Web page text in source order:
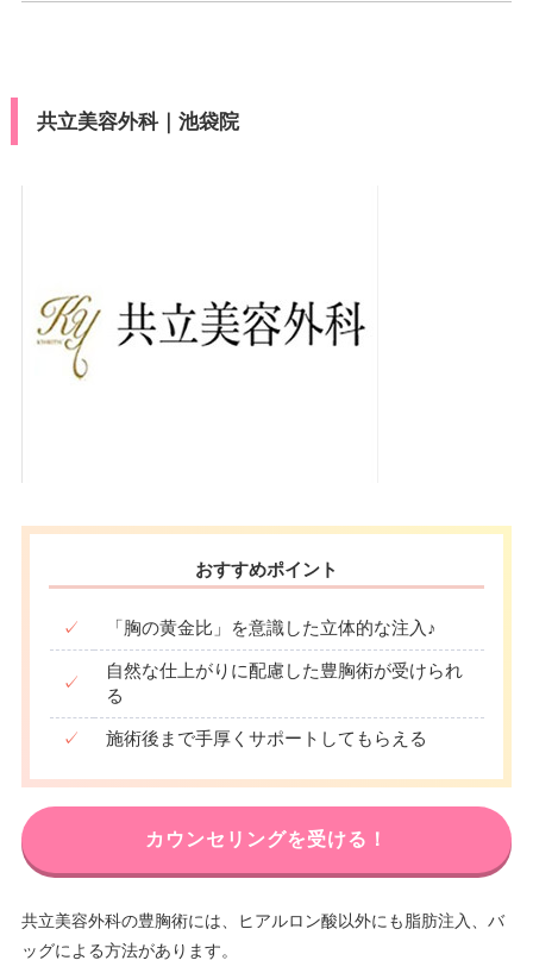
共立美容外科｜池袋院
おすすめポイント
✓ 「胸の黄金比」を意識した立体的な注入♪
✓
自然な仕上がりに配慮した豊胸術が受けられ
る
✓ 施術後まで手厚くサポートしてもらえる
カウンセリングを受ける！
共立美容外科の豊胸術には、ヒアルロン酸以外にも脂肪注入、バ
ッグによる方法があります。